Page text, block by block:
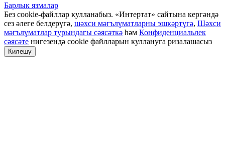
Барлык язмалар
Без cookie-файллар кулланабыз. «Интертат» сайтына кергәндә
сез әлеге белдерүгә, шәхси мәгълүматларны эшкәртүгә, Шәхси
мәгълүматлар турындагы сәясәткә һәм Конфиденциальлек
сәясәте нигезендә cookie файлларын куллануга ризалашасыз
Килешү